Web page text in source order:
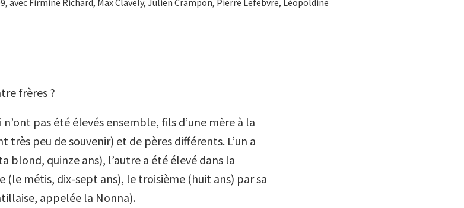
avec Firmine Richard, Max Clavely, Julien Crampon, Pierre Lefebvre, Léopoldine
frères ?
pas été élevés ensemble, fils d’une mère à la
très peu de souvenir) et de pères différents. L’un a
blond, quinze ans), l’autre a été élevé dans la
(le métis, dix-sept ans), le troisième (huit ans) par sa
appelée la Nonna).